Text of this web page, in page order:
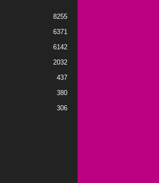
8255
6371
6142
2032
437
380
306